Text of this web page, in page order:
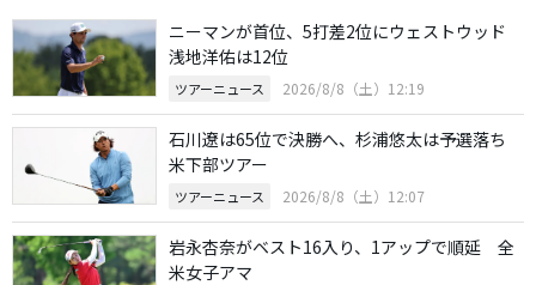
ニーマンが首位、5打差2位にウェストウッド
浅地洋佑は12位
ツアーニュース 2026/8/8（土）12:19
石川遼は65位で決勝へ、杉浦悠太は予選落ち
米下部ツアー
ツアーニュース 2026/8/8（土）12:07
岩永杏奈がベスト16入り、1アップで順延 全
米女子アマ